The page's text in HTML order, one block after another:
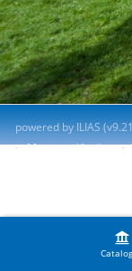
powered by ILIAS
Mentions légales